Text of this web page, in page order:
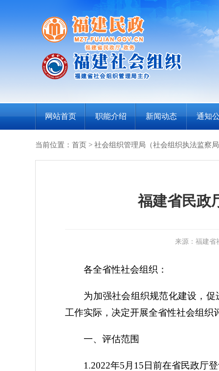
网站首页 职能介绍 新闻动态 通知
当前位置： 首页 > 社会组织管理局（社会组织执法监察
福建省民政
来源：福建
各全省性社会组织：
为加强社会组织规范化建设，促
工作实际，决定开展全省性社会组
一、评估范围
1.2022年5月15日前在省民政厅登